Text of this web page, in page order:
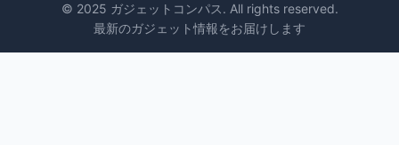
© 2025 ガジェットコンパス. All rights reserved.
最新のガジェット情報をお届けします